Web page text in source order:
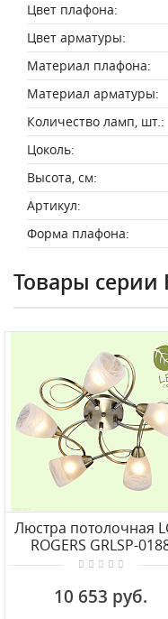
Цвет плафона:
Цвет арматуры:
Материал плафона:
Материал арматуры:
Количество ламп, шт.:
Цоколь:
Высота, см:
Артикул:
Форма плафона:
Товары серии
Люстра потолочная
ROGERS GRLSP-
10 653 руб.